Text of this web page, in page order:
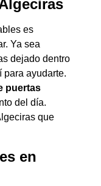
es
Ya sea
dejado dentro
para ayudarte.
puertas
del día.
que
en